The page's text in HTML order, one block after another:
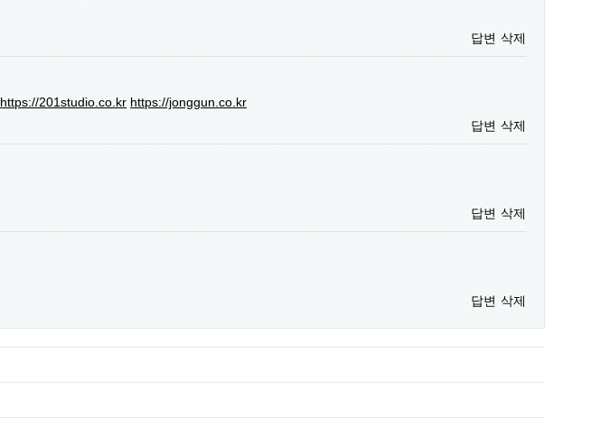
답변 삭제
https://201studio.co.kr https://jonggun.co.kr
답변 삭제
답변 삭제
답변 삭제